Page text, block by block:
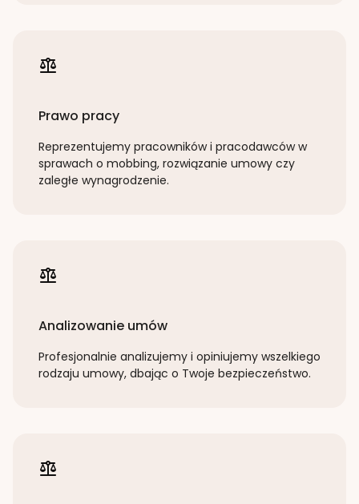
Prawo pracy
Reprezentujemy pracowników i pracodawców w
sprawach o mobbing, rozwiązanie umowy czy
zaległe wynagrodzenie.
Analizowanie umów
Profesjonalnie analizujemy i opiniujemy wszelkiego
rodzaju umowy, dbając o Twoje bezpieczeństwo.